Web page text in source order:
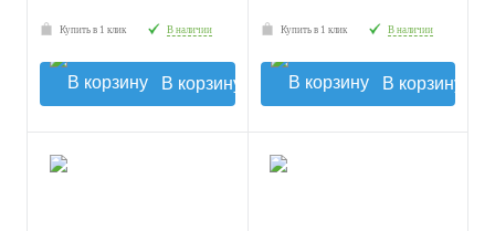
Купить в 1 клик В наличии
В корзину
Купить в 1 клик В наличии
В корзину